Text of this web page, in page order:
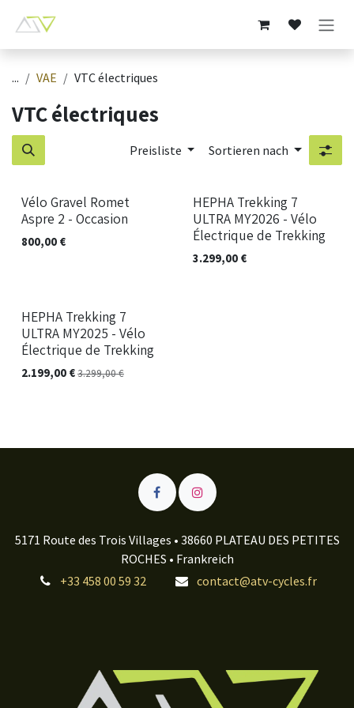
... VAE VTC électriques
VTC électriques
Preisliste Sortieren nach
Vélo Gravel Romet
Aspre 2 - Occasion
800,00 €
HEPHA Trekking 7
ULTRA MY2026 - Vélo
Électrique de Trekking
3.299,00€
Neu!
HEPHA Trekking 7
ULTRA MY2025 - Vélo
Électrique de Trekking
2.199,00 €3.299,00€
5171 Route des Trois Villages • 38660 PLATEAU DES PETITES
ROCHES • Frankreich
+33 458 00 59 32
contact@atv-cycles.fr